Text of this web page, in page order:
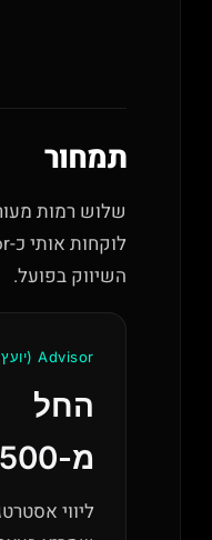
תמחור
שלוש רמות
השיווק בפועל.
Advisor (יועץ)
החל
מ-$2,500/חודש
ליווי